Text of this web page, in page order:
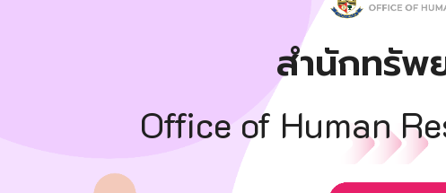
สำนักทรัพ
Office of Human